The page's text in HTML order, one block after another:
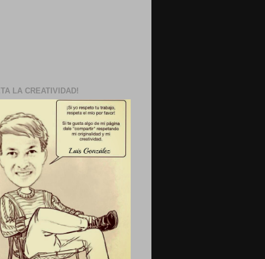
LA CREATIVIDAD!